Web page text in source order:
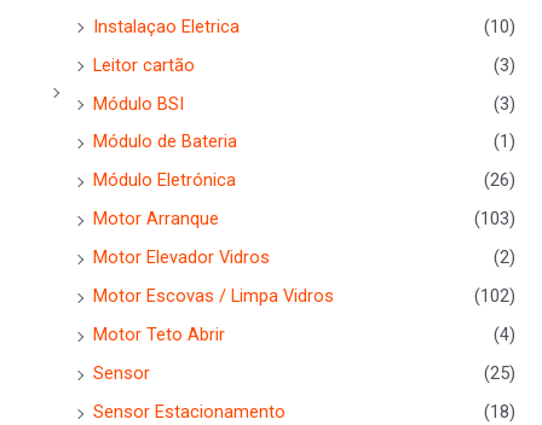
Instalaçao Eletrica
(10)
Leitor cartão
(3)
Módulo BSI
(3)
Módulo de Bateria
(1)
Módulo Eletrónica
(26)
Motor Arranque
(103)
Motor Elevador Vidros
(2)
Motor Escovas / Limpa Vidros
(102)
Motor Teto Abrir
(4)
Sensor
(25)
Sensor Estacionamento
(18)